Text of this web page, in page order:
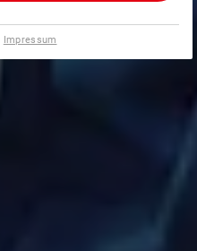
Impressum